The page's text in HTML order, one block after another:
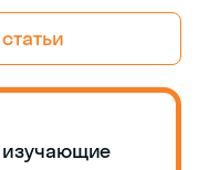
изучающие